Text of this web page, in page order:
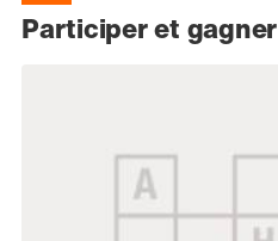
Participer et gagner